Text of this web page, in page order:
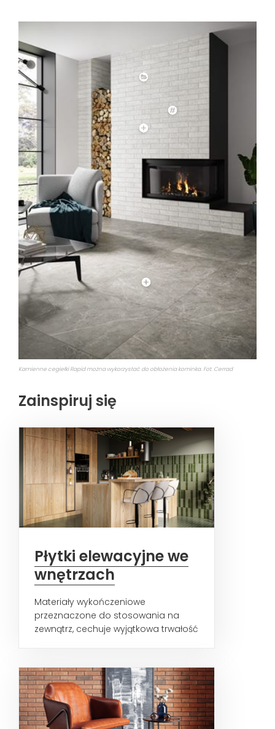
Kamienne cegiełki Rapid można wykorzystać do obłożenia kominka. Fot. Cerrad
Zainspiruj się
Płytki elewacyjne we
wnętrzach
Materiały wykończeniowe
przeznaczone do stosowania na
zewnątrz, cechuje wyjątkowa trwałość